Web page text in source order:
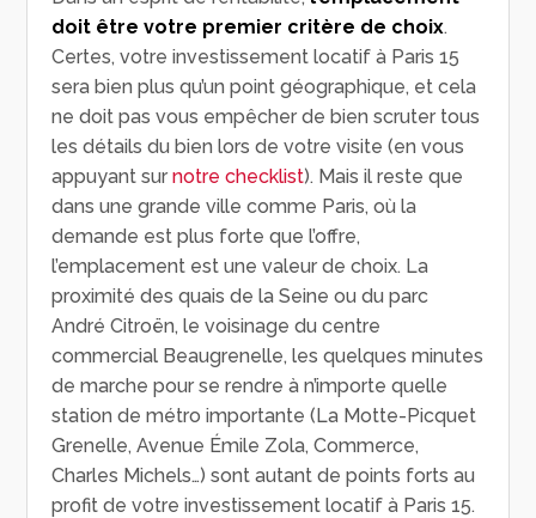
doit être votre premier critère de choix.
Certes, votre investissement locatif à Paris 15
sera bien plus qu’un point géographique, et cela
ne doit pas vous empêcher de bien scruter tous
les détails du bien lors de votre visite (en vous
appuyant surnotre checklist). Mais il reste que
dans une grande ville comme Paris, où la
demande est plus forte que l’offre,
l’emplacement est une valeur de choix. La
proximité des quais de la Seine ou du parc
André Citroën, le voisinage du centre
commercial Beaugrenelle, les quelques minutes
de marche pour se rendre à n’importe quelle
station de métro importante (La Motte-Picquet
Grenelle, Avenue Émile Zola, Commerce,
Charles Michels…) sont autant de points forts au
profit de votre investissement locatif à Paris 15.